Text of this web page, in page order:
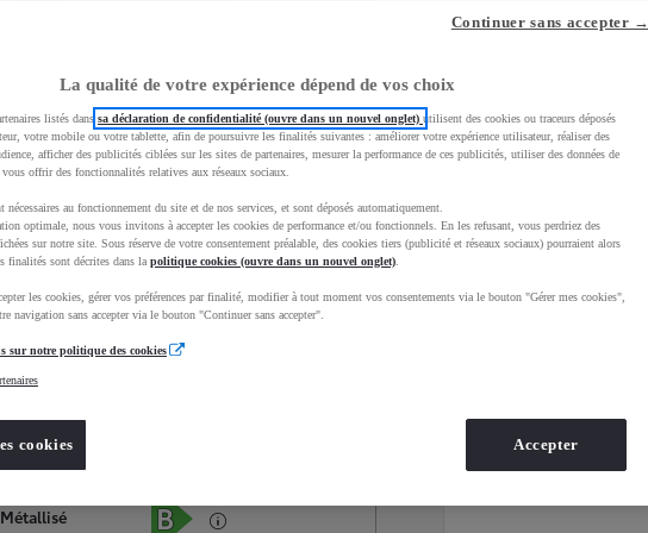
Services Concession
Occasions
La qualité de votre expérience dépend de vos choix
listés dans sa déclaration de confidentialité (ouvre dans un nouvel onglet) utilisent des cookies ou traceurs déposés
votre mobile ou votre tablette, afin de poursuivre les finalités suivantes : améliorer votre expérience utilisateur, réaliser des
afficher des publicités ciblées sur les sites de partenaires, mesurer la performance de ces publicités, utiliser des données de
offrir des fonctionnalités relatives aux réseaux sociaux.
nécessaires au fonctionnement du site et de nos services, et sont déposés automatiquement.
optimale, nous vous invitons à accepter les cookies de performance et/ou fonctionnels. En les refusant, vous perdriez des
sur notre site. Sous réserve de votre consentement préalable, des cookies tiers (publicité et réseaux sociaux) pourraient alors
finalités sont décrites dans la politique cookies (ouvre dans un nouvel onglet)
les cookies, gérer vos préférences par finalité, modifier à tout moment vos consentements via le bouton "Gérer mes cookies",
navigation sans accepter via le bouton "Continuer sans accepter".
sur notre politique des cookies
cookies
Continuer sans accepter →
Accepter